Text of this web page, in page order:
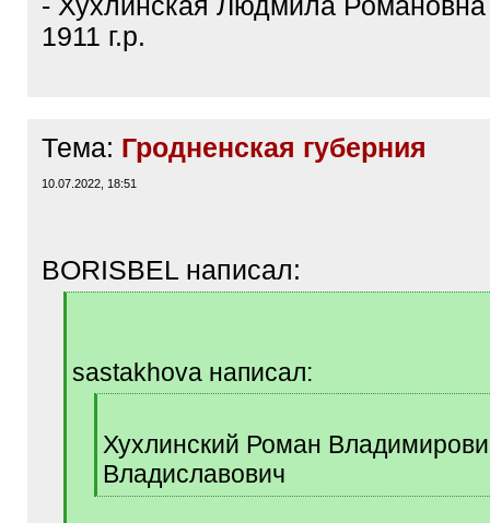
- Хухлинская Людмила
1911 г.р.
Тема: Гродненская губерния
10.07.2022, 18:51
BORISBEL написал:
sastakhova написал:
]Хухлинский Роман
Владиславович
[